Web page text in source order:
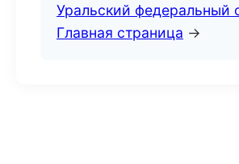
Уральский федеральный
Главная страница →